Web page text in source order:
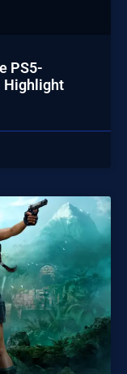
PS5-
Highlight